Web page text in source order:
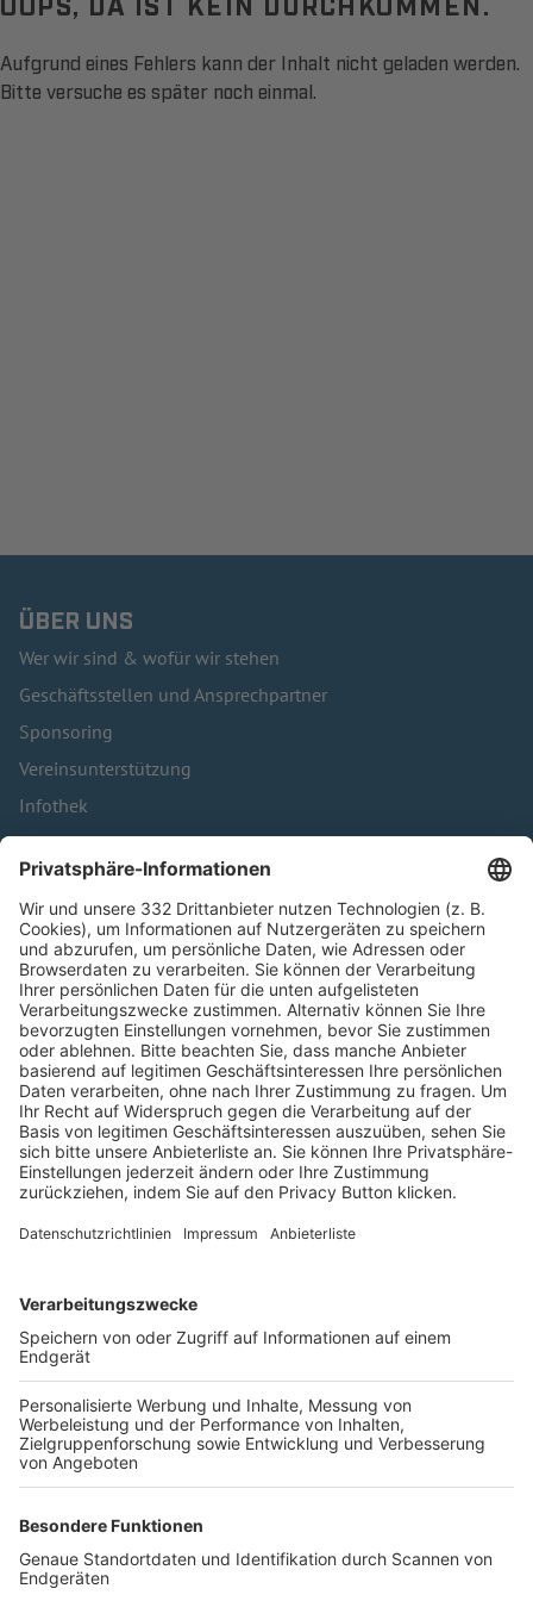
Aufgrund eines Fehlers kann der Inhalt nicht geladen werden.
Bitte versuche es später noch einmal.
ÜBER UNS
Wer wir sind & wofür wir stehen
Geschäftsstellen und Ansprechpartner
Sponsoring
Vereinsunterstützung
Infothek
Kontakt
HÄUFIG BESUCHTE SEITEN
Pässe und Vereinswechsel
Trainerausbildung
Schulungsangebot Vereinsmitarbeiter
BFV-Geschäftsstellen
Trainerbörse
Login SpielPlus
FOLGE DEM BFV
TOP-VEREINE
TOP-PARTNER